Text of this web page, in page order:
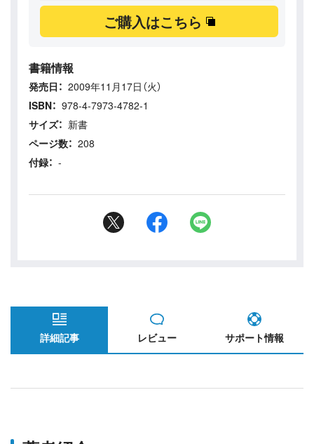
1.エンペラーペンギン
2.キングペンギン
3.フンボルトペンギン
4.ガラパゴスペンギン
5.マゼランペンギン
6.ケープペンギン
7.アデリーペンギン
8.ジェンツーペンギン
9.ヒゲペンギンペンギン
11.マカロニペンギン
12.ロイヤルペンギン
13.スネアーズペンギン
17.コガタペンギン
18.ハネジロペンギン
19.日本で見られるペンギンたち
1.ペンギンの生活圏
ご購入はこちら
書籍情報
発売日： 2009年11月17日（火）
ISBN： 978-4-7973-4782-1
サイズ： 新書
ページ数： 208
付録： -
詳細記事 レビュー サポート情報